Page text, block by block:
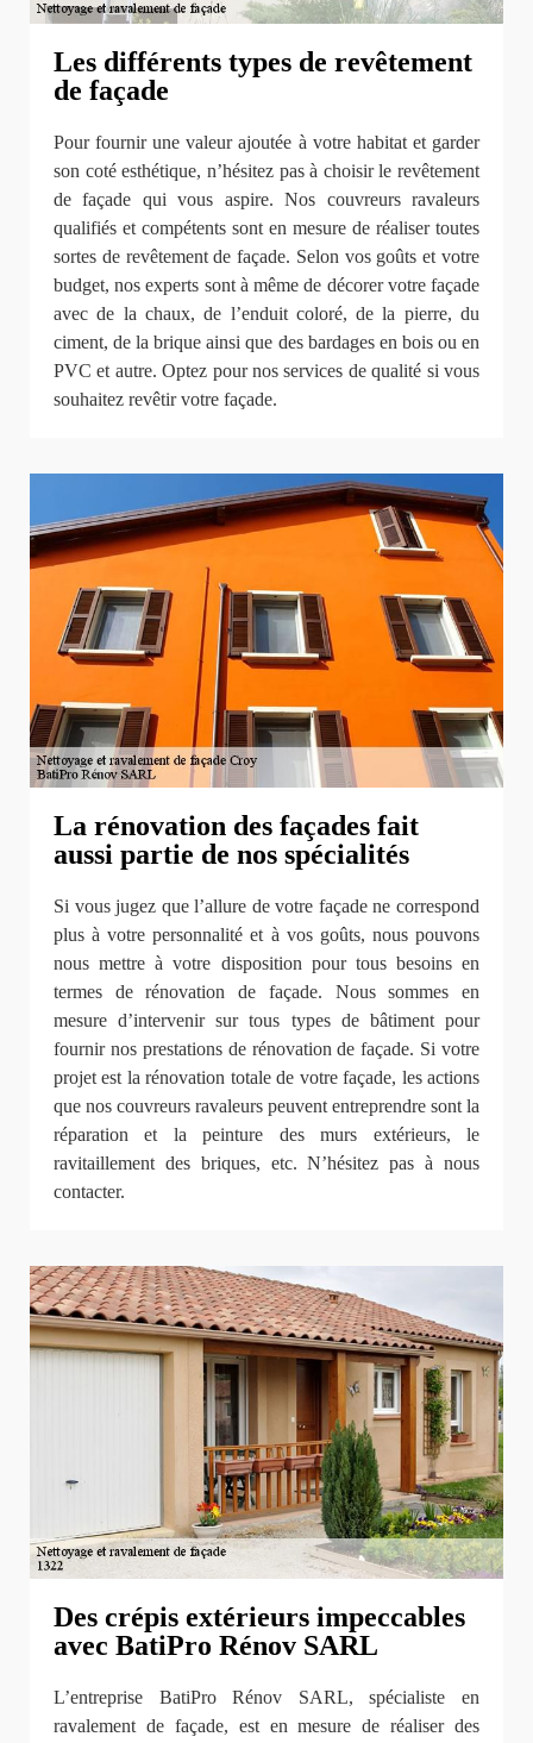
Les différents types de revêtement
de façade
Pour fournir une valeur ajoutée à votre habitat et garder
son coté esthétique, n’hésitez pas à choisir le revêtement
de façade qui vous aspire. Nos couvreurs ravaleurs
qualifiés et compétents sont en mesure de réaliser toutes
sortes de revêtement de façade. Selon vos goûts et votre
budget, nos experts sont à même de décorer votre façade
avec de la chaux, de l’enduit coloré, de la pierre, du
ciment, de la brique ainsi que des bardages en bois ou en
PVC et autre. Optez pour nos services de qualité si vous
souhaitez revêtir votre façade.
La rénovation des façades fait
aussi partie de nos spécialités
Si vous jugez que l’allure de votre façade ne correspond
plus à votre personnalité et à vos goûts, nous pouvons
nous mettre à votre disposition pour tous besoins en
termes de rénovation de façade. Nous sommes en
mesure d’intervenir sur tous types de bâtiment pour
fournir nos prestations de rénovation de façade. Si votre
projet est la rénovation totale de votre façade, les actions
que nos couvreurs ravaleurs peuvent entreprendre sont la
réparation et la peinture des murs extérieurs, le
ravitaillement des briques, etc. N’hésitez pas à nous
contacter.
Des crépis extérieurs impeccables
avec BatiPro Rénov SARL
L’entreprise BatiPro Rénov SARL, spécialiste en
ravalement de façade, est en mesure de réaliser des